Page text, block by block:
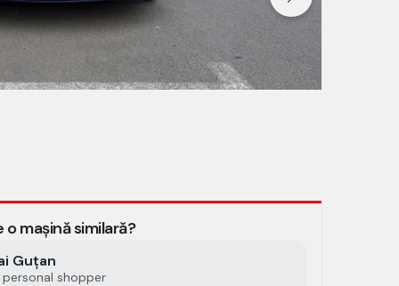
mașină similară?
Guțan
personal shopper